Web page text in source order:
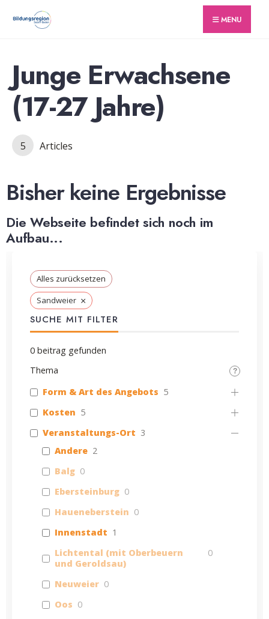
MENU
Junge Erwachsene
(17-27 Jahre)
5 Articles
Bisher keine Ergebnisse
Die Webseite befindet sich noch im
Aufbau...
Alles zurücksetzen
Sandweier ×
SUCHE MIT FILTER
0 beitrag gefunden
Thema
Form & Art des Angebots 5
Kosten 5
Veranstaltungs-Ort 3
Andere 2
Balg 0
Ebersteinburg 0
Haueneberstein 0
Innenstadt 1
Lichtental (mit Oberbeuern
und Geroldsau)
0
Neuweier 0
Oos 0